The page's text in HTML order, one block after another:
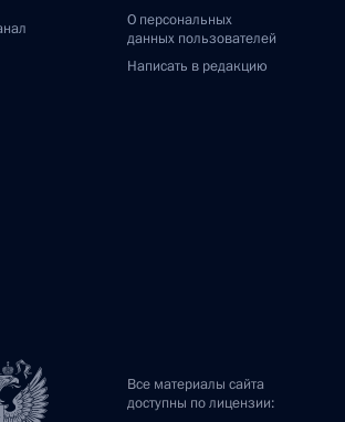
приём
85-летия победы